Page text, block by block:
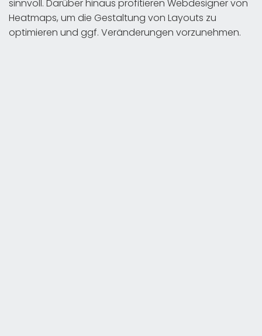
sinnvoll. Darüber hinaus profitieren Webdesigner von
Heatmaps, um die Gestaltung von Layouts zu
optimieren und ggf. Veränderungen vorzunehmen.